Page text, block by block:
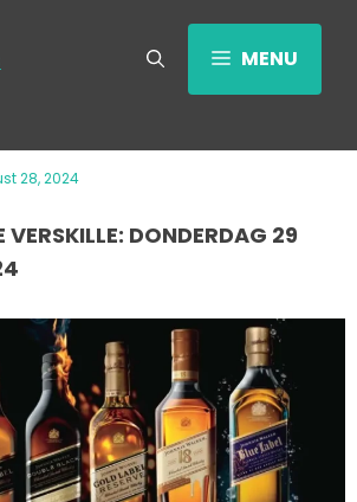
MENU
28, 2024
VERSKILLE: DONDERDAG 29